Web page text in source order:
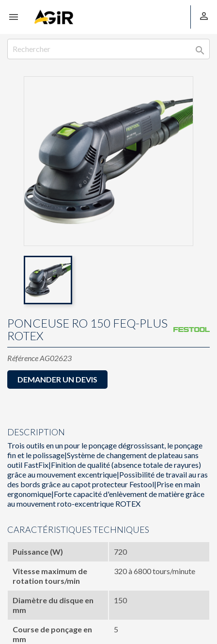
 

PONCEUSE RO 150 FEQ-PLUS
ROTEX
RéférenceAG02623
DEMANDER UN DEVIS
DESCRIPTION
Trois outils en un pour le ponçage dégrossissant, le ponçage
fin et le polissage|Système de changement de plateau sans
outil FastFix|Finition de qualité (absence totale de rayures)
grâce au mouvement excentrique|Possibilité de travail au ras
des bords grâce au capot protecteur Festool|Prise en main
ergonomique|Forte capacité d'enlèvement de matière grâce
au mouvement roto-excentrique ROTEX
CARACTÉRISTIQUES TECHNIQUES
Puissance (W) 720
Vitesse maximum de
rotation tours/min
320 à 6800 tours/minute
Diamètre du disque en
mm
150
Course de ponçage en
mm
5